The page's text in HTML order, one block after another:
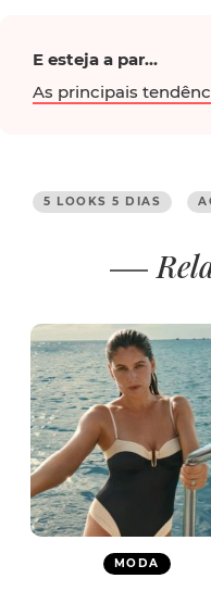
E esteja a par...
As principais
5 LOOKS 5 DIAS
MODA